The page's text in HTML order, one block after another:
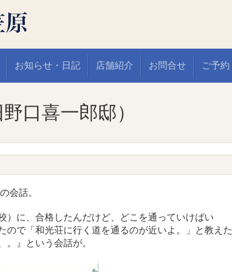
お知らせ・日記 店舗紹介 お問合せ ご予約
口喜一郎邸）
会話。
）に、合格したんだけど、どこを通っていけばい
ので「和光荘に行く道を通るのが近いよ。」と教えた
。』という会話が。